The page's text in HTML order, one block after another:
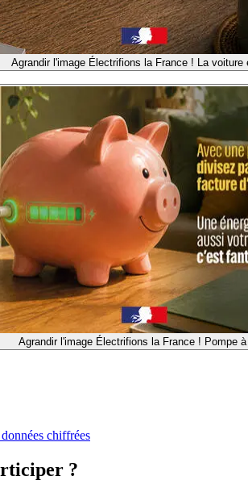
Agrandir l'image Électrifions la France ! La voiture
Agrandir l'image Électrifions la France ! Pompe
chiffrées
?